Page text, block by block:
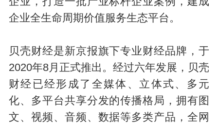
企业全生命周期价值服务生态平台。
贝壳财经是新京报旗下专业财经品牌，于
2020年8月正式推出。经过六年发展，贝壳
财经已经形成了全媒体、立体式、多元
化、多平台共享分发的传播格局，拥有图
文、视频、音频、数据等多类产品，全网